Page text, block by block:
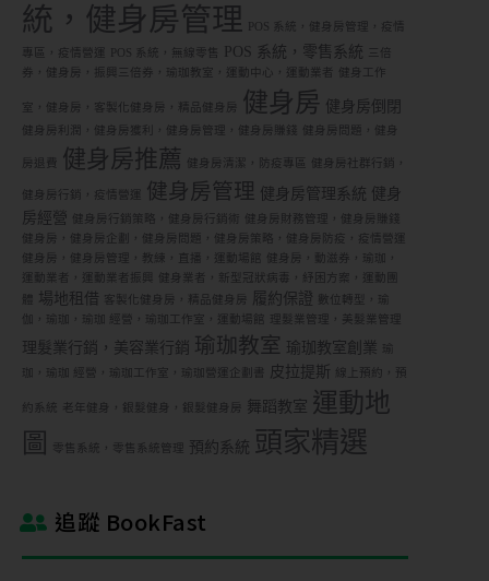
統，健身房管理
POS 系統，健身房管理，疫情
專區，疫情營運 POS 系統，無線零售 POS 系統，零售系統
三倍
券，健身房，振興三倍券，瑜珈教室，運動中心，運動業者
健身工作
室，健身房，客製化健身房，精品健身房 健身房 健身房倒閉
健身房利潤，健身房獲利，健身房管理，健身房賺錢 健身房問題，健身
房退費 健身房推薦 健身房清潔，防疫專區 健身房社群行銷，
健身房行銷，疫情營運 健身房管理 健身房管理系統 健身
房經營
健身房行銷策略，健身房行銷術
健身房財務管理，健身房賺錢
健身房，健身房企劃，健身房問題，健身房策略，健身房防疫，疫情營運
健身房，健身房管理，教練，直播，運動場館
健身房，動滋券，瑜珈，
運動業者，運動業者振興
健身業者，新型冠狀病毒，紓困方案，運動團
場地租借 客製化健身房，精品健身房 履約保證
數位轉型，瑜
伽，瑜珈，瑜珈 經營，瑜珈工作室，運動場館
理髮業管理，美髮業管理
理髮業行銷，美容業行銷 瑜珈教室 瑜珈教室創業
珈，瑜珈 經營，瑜珈工作室，瑜珈營運企劃書
皮拉提斯 線上預約，預
約系統 老年健身，銀髮健身，銀髮健身房 舞蹈教室 運動地
圖
零售系統，零售系統管理 預約系統 頭家精選
追蹤 BookFast